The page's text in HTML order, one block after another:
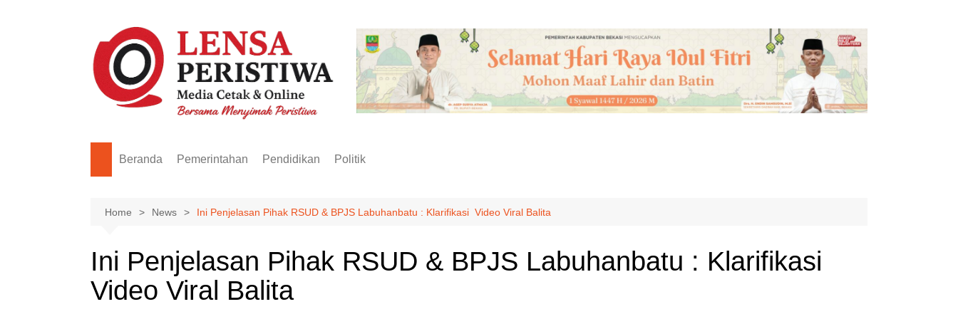
Beranda Pemerintahan Pendidikan Politik
Home News Ini Penjelasan Pihak RSUD & BPJS Labuhanbatu : Klarifikasi Video Viral Balita
Ini Penjelasan Pihak RSUD & BPJS Labuhanbatu : Klarifikasi
Video Viral Balita